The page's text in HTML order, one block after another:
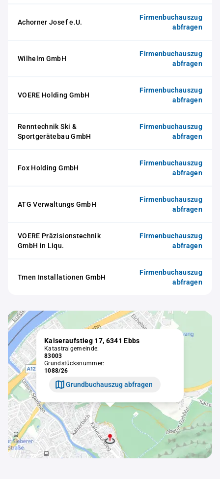
Achorner Josef e.U.
Firmenbuchauszug
abfragen
Wilhelm GmbH
Firmenbuchauszug
abfragen
VOERE Holding GmbH
Firmenbuchauszug
abfragen
Renntechnik Ski &
Sportgerätebau GmbH
Firmenbuchauszug
abfragen
Fox Holding GmbH
Firmenbuchauszug
abfragen
ATG Verwaltungs GmbH
Firmenbuchauszug
abfragen
VOERE Präzisionstechnik
GmbH in Liqu.
Firmenbuchauszug
abfragen
Tmen Installationen GmbH
Firmenbuchauszug
abfragen
Kaiseraufstieg 17, 6341 Ebbs
Katastralgemeinde:
83003
Grundstücksnummer:
1088/26
Grundbuchauszug abfragen